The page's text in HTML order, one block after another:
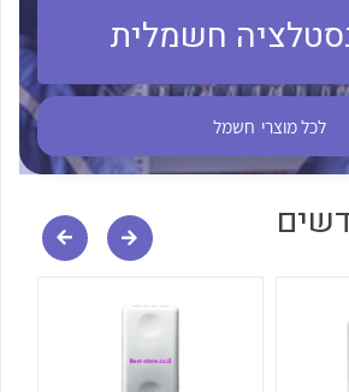
לכל מוצרי היצרן
חשמלית
לכל מוצרי חשמל